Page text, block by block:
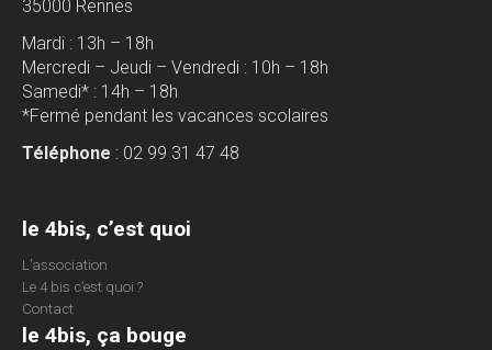
35000 Rennes
Mardi : 13h – 18h
Mercredi – Jeudi – Vendredi : 10h – 18h
Samedi* : 14h – 18h
*Fermé pendant les vacances scolaires
Téléphone : 02 99 31 47 48
le 4bis, c’est quoi
L’association
Le 4 bis c’est quoi ?
Contact
le 4bis, ça bouge